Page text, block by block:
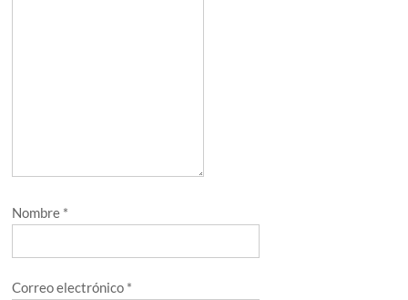
Nombre *
Correo electrónico *